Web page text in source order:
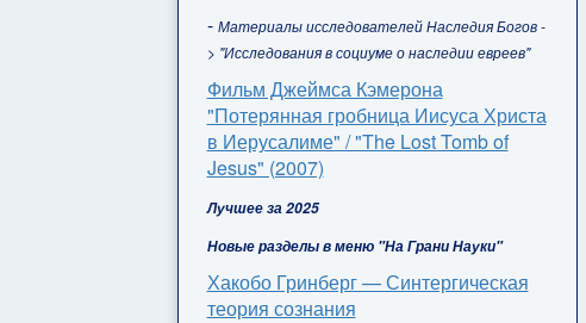
- Материалы исследователей Наследия Богов -
> "Исследования в социуме о наследии евреев"
Фильм Джеймса Кэмерона
"Потерянная гробница Иисуса Христа
в Иерусалиме" / "The Lost Tomb of
Jesus" (2007)
Лучшее за 2025
Новые разделы в меню "На Грани Науки"
Хакобо Гринберг — Синтергическая
теория сознания